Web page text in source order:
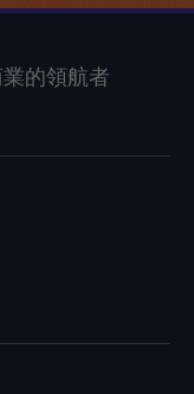
的領航者